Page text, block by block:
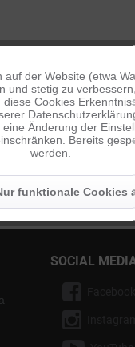
habe ich zur
SOCIAL
der Website (etwa
und stetig zu
Cookies
Änderung der
Bereits
werden.
funktionale Cookies